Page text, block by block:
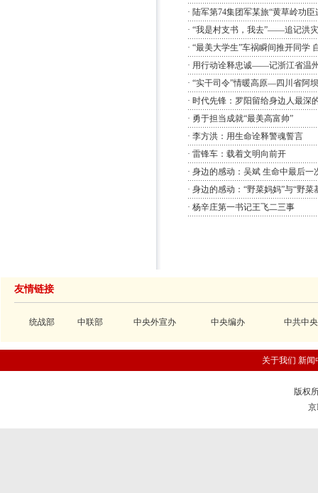
· 陆军第74集团军某旅“黄草岭功
· “我是村支书，我去”——追记洪
· “最美大学生”车祸瞬间推开同学
· 用行动诠释忠诚——记浙江省温
· “实干司令”情暖高原—四川省阿
· 时代先锋：罗阳留给身边人最深
· 勇于担当成就“最美高富帅”
· 李方洪：用生命诠释警魂誓言
· 雷锋车：载着文明向前开
· 身边的感动：吴斌 生命中最后一
· 身边的感动：“野菜妈妈”与“野菜
· 杨辛庄第一书记王飞二三事
友情链接
统战部 中联部 中央外宣办 中央编办 中共中
关于我们 新闻
版权
京